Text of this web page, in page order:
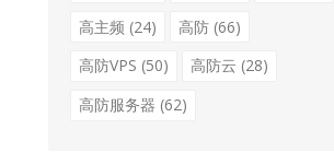
高主频 (24) 高防 (66)
高防VPS (50) 高防云 (28)
高防服务器 (62)